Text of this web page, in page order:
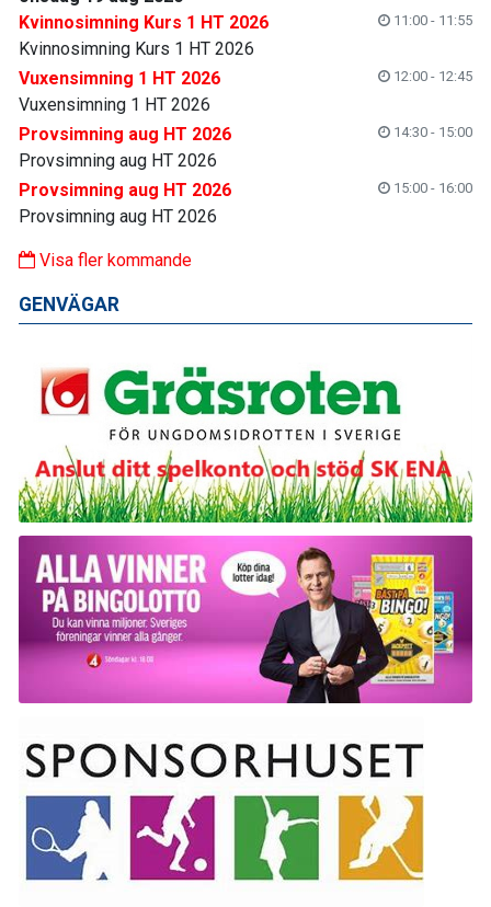
Kvinnosimning Kurs 1 HT 2026
11:00 - 11:55
Kvinnosimning Kurs 1 HT 2026
Vuxensimning 1 HT 2026
12:00 - 12:45
Vuxensimning 1 HT 2026
Provsimning aug HT 2026
14:30 - 15:00
Provsimning aug HT 2026
Provsimning aug HT 2026
15:00 - 16:00
Provsimning aug HT 2026
Visa fler kommande
GENVÄGAR